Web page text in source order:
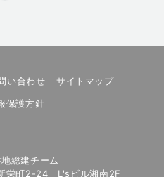
い合わせ サイトマップ
保護方針
総建チーム
栄町2-24 L'sビル湘南2F